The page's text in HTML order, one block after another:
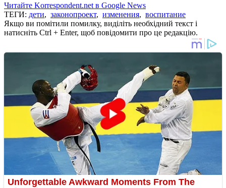
Читайте Korrespondent.net в Google News
ТЕГИ: дети, законопроект, изменения, воспитание
Якщо ви помітили помилку, виділіть необхідний текст і
натисніть Ctrl + Enter, щоб повідомити про це редакцію.